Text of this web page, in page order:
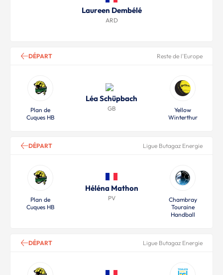
Laureen Dembélé
ARD
DÉPART Reste de l'Europe
Plan de
Cuques HB
Léa Schüpbach
GB
Yellow
Winterthur
DÉPART Ligue Butagaz Energie
Plan de
Cuques HB
Héléna Mathon
PV
Chambray
Touraine
Handball
DÉPART Ligue Butagaz Energie